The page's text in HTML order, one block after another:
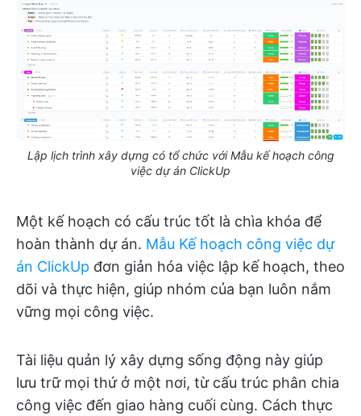
Lập lịch trình xây dựng có tổ chức với Mẫu kế hoạch công
việc dự án ClickUp
Một kế hoạch có cấu trúc tốt là chìa khóa để
hoàn thành dự án. Mẫu Kế hoạch công việc dự
án ClickUp đơn giản hóa việc lập kế hoạch, theo
dõi và thực hiện, giúp nhóm của bạn luôn nắm
vững mọi công việc.
Tài liệu quản lý xây dựng sống động này giúp
lưu trữ mọi thứ ở một nơi, từ cấu trúc phân chia
công việc đến giao hàng cuối cùng. Cách thực